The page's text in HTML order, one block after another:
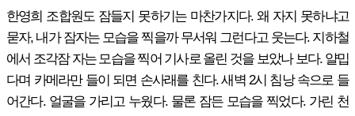
한영희 조합원도 잠들지 못하기는 마찬가지다. 왜 자지 못하냐고
묻자, 내가 잠자는 모습을 찍을까 무서워 그런다고 웃는다. 지하철
에서 조각잠 자는 모습을 찍어 기사로 올린 것을 보았나 보다. 얄밉
다며 카메라만 들이 되면 손사래를 친다. 새벽 2시 침낭 속으로 들
어간다. 얼굴을 가리고 누웠다. 물론 잠든 모습을 찍었다. 가린 천